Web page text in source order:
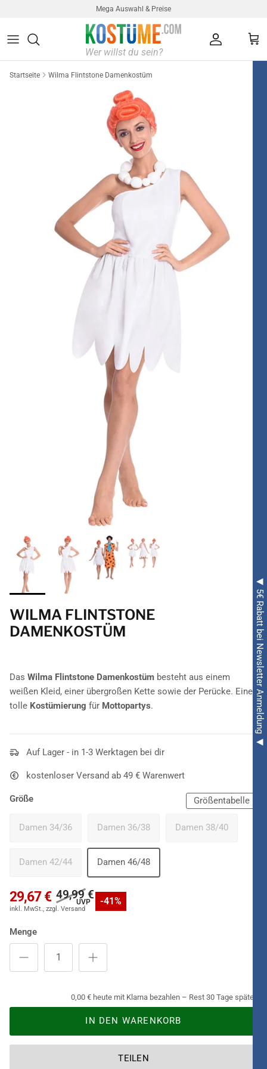
Mega Auswahl & Preise
◀ 5€ Rabatt bei Newsletter Anmeldung ◀
Startseite Wilma Flintstone Damenkostüm
WILMA FLINTSTONE
DAMENKOSTÜM
Das Wilma Flintstone Damenkostüm besteht aus einem
weißen Kleid, einer übergroßen Kette sowie der Perücke. Eine
tolle Kostümierung für Mottopartys.
Auf Lager - in 1-3 Werktagen bei dir
kostenloser Versand ab 49 € Warenwert
Größe Größentabelle
Damen 34/36 Damen 36/38 Damen 38/40
Damen 42/44 Damen 46/48
29,67 € 49,99 € -41%
Menge
0,00 € heute mit Klarna bezahlen – Rest 30 Tage später.
IN DEN WARENKORB
TEILEN